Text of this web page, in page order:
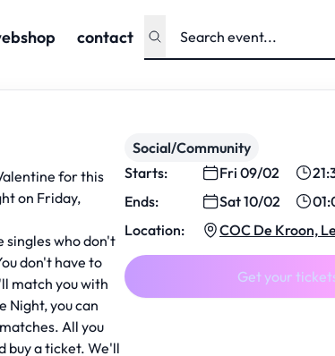
contact
for this
on Friday,
singles who don't
don't have to
match you with
Night, you can
All you
buy a ticket. We'll
Social/Community
Starts:
Fri 09/02
Ends:
Sat 10/02
Location:
COC De Kroon,
Get your